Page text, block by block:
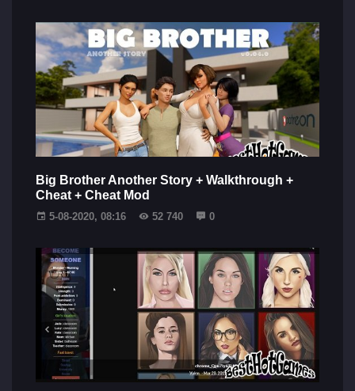
Big Brother Another Story + Walkthrough +
Cheat + Cheat Mod
5-08-2020, 08:16 52 740 0